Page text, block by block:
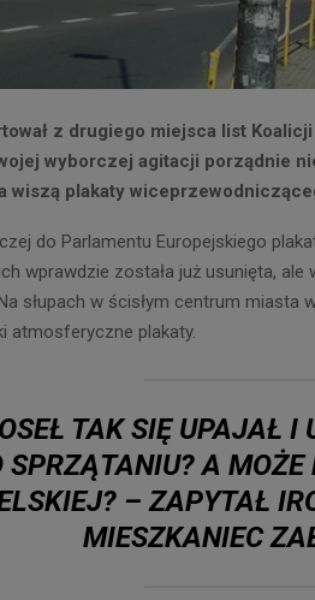
z drugiego miejsca list
wyborczej agitacji porządnie
wiszą plakaty
do Parlamentu Europejskiego
wprawdzie została już usunięta,
słupach w ścisłym centrum miasta
atmosferyczne plakaty.
TAK SIĘ UPAJAŁ I
A MOŻE
– ZAPYTAŁ
MIESZKANIEC